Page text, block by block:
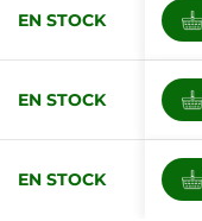
EN STOCK
EN STOCK
EN STOCK